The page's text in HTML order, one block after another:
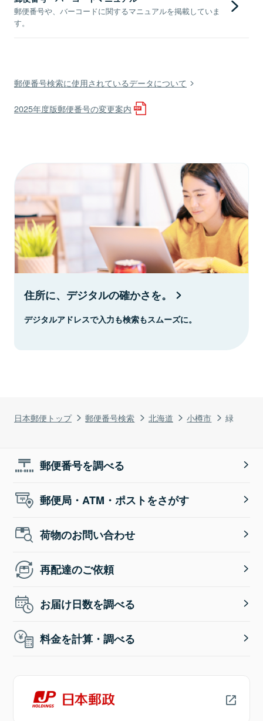
日本郵便トップ 郵便番号検索 北海道 小樽市 緑
郵便番号や、バーコードに関するマニュアルを掲載していま
す。
郵便番号検索に使用されているデータについて
2025年度版郵便番号の変更案内
住所に、デジタルの確かさを。
デジタルアドレスで入力も検索もスムーズに。
郵便番号を調べる
郵便局・ATM・ポストをさがす
荷物のお問い合わせ
再配達のご依頼
お届け日数を調べる
料金を計算・調べる